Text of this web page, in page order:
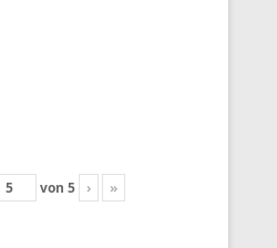
von 5 › »